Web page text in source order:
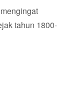
tahun 1800-